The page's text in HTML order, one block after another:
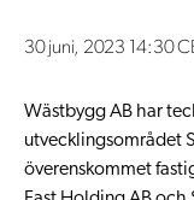
30 juni, 2023 14:30
Wästbygg AB har
utvecklingsområdet
överenskommet